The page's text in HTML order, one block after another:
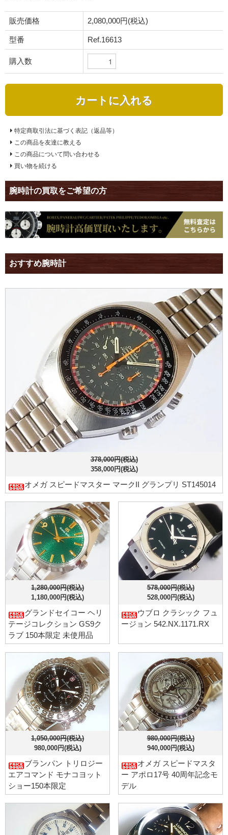
販売価格 2,080,000円(税込)
型番 Ref.16613
購入数
カートに入れる
特定商取引法に基づく表記（返品等）
この商品を友達に教える
この商品について問い合わせる
買い物を続ける
腕時計の買取をご希望の方
おすすめ腕時計
378,000円(税込)
358,000円(税込)
オメガ スピードマスター マークII グランプリ ST145014
1,280,000円(税込)
1,180,000円(税込)
グランドセイコー ヘリ
テージコレクション GS9ク
ラブ 150本限定 未使用品
578,000円(税込)
528,000円(税込)
ウブロ クラシック フュ
ージョン 542.NX.1171.RX
1,050,000円(税込)
980,000円(税込)
ブランパン トリロジー
エアコマンド モナコヨット
ショー150本限定
980,000円(税込)
940,000円(税込)
オメガ スピードマスタ
ー アポロ17号 40周年記念モ
デル